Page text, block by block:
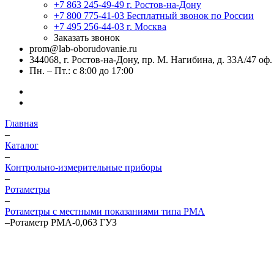
+7 863 245-49-49 г. Ростов-на-Дону
+7 800 775-41-03 Бесплатный звонок по России
+7 495 256-44-03 г. Москва
Заказать звонок
prom@lab-oborudovanie.ru
344068, г. Ростов-на-Дону, пр. М. Нагибина, д. 33А/47 оф.
Пн. – Пт.: с 8:00 до 17:00
Главная
–
Каталог
–
Контрольно-измерительные приборы
–
Ротаметры
–
Ротаметры с местными показаниями типа РМА
–Ротаметр РМА-0,063 ГУЗ